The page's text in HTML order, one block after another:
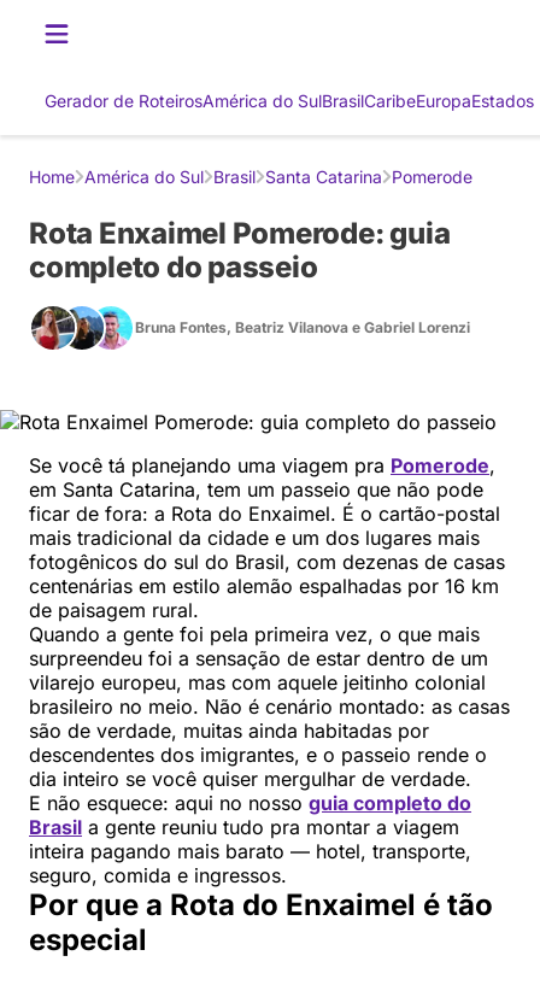
Gerador de RoteirosAmérica do SulBrasilCaribeEuropaEstados
Home América do Sul Brasil Santa Catarina Pomerode
Rota Enxaimel Pomerode: guia
completo do passeio
Bruna Fontes, Beatriz Vilanova e Gabriel Lorenzi
Se você tá planejando uma viagem pra Pomerode,
em Santa Catarina, tem um passeio que não pode
ficar de fora: a Rota do Enxaimel. É o cartão-postal
mais tradicional da cidade e um dos lugares mais
fotogênicos do sul do Brasil, com dezenas de casas
centenárias em estilo alemão espalhadas por 16 km
de paisagem rural.
Quando a gente foi pela primeira vez, o que mais
surpreendeu foi a sensação de estar dentro de um
vilarejo europeu, mas com aquele jeitinho colonial
brasileiro no meio. Não é cenário montado: as casas
são de verdade, muitas ainda habitadas por
descendentes dos imigrantes, e o passeio rende o
dia inteiro se você quiser mergulhar de verdade.
E não esquece: aqui no nosso guia completo do
Brasil a gente reuniu tudo pra montar a viagem
inteira pagando mais barato — hotel, transporte,
seguro, comida e ingressos.
Por que a Rota do Enxaimel é tão
especial